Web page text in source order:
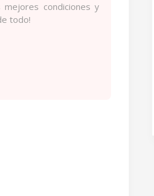
mejores condiciones y
todo!